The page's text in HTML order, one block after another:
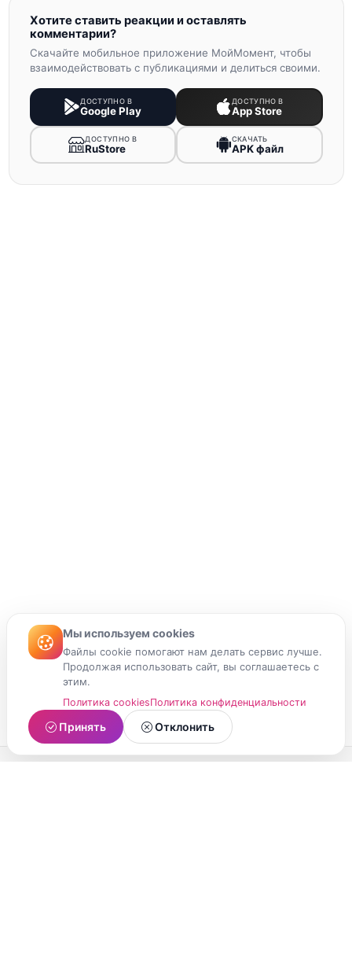
Хотите ставить реакции и оставлять
комментарии?
Скачайте мобильное приложение МойМомент, чтобы
взаимодействовать с публикациями и делиться своими.
ДОСТУПНО В
Google Play
ДОСТУПНО В
App Store
ДОСТУПНО В
RuStore
СКАЧАТЬ
APK файл
Мы используем cookies
Файлы cookie помогают нам делать сервис лучше.
Продолжая использовать сайт, вы соглашаетесь с
этим.
Политика cookiesПолитика конфиденциальности
Принять Отклонить